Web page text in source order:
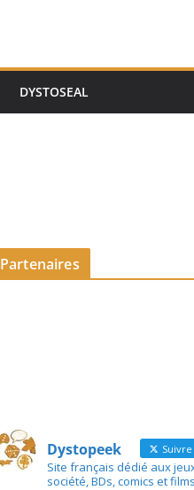
DYSTOSEAL
Partenaires
Dystopeek Suivre
Site français dédié aux
société, BDs, comics et